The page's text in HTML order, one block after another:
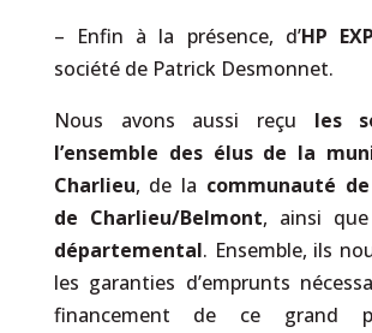
– Enfin à la présence, d’HP
société de Patrick Desmonnet.
Nous avons aussi reçu les
l’ensemble des élus de la
Charlieu, de la communauté
de Charlieu/Belmont, ainsi
départemental. Ensemble, ils
les garanties d’emprunts
financement de ce grand